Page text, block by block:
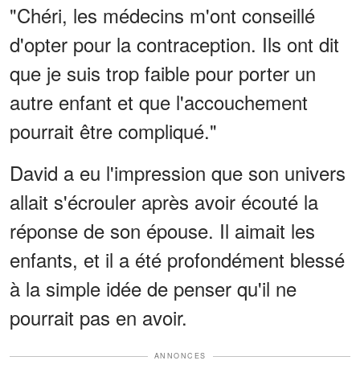
"Chéri, les médecins m'ont conseillé
d'opter pour la contraception. Ils ont dit
que je suis trop faible pour porter un
autre enfant et que l'accouchement
pourrait être compliqué."
David a eu l'impression que son univers
allait s'écrouler après avoir écouté la
réponse de son épouse. Il aimait les
enfants, et il a été profondément blessé
à la simple idée de penser qu'il ne
pourrait pas en avoir.
ANNONCES